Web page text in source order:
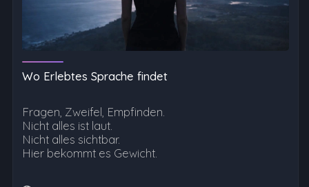
Wo Erlebtes Sprache findet
Fragen, Zweifel, Empfinden.
Nicht alles ist laut.
Nicht alles sichtbar.
Hier bekommt es Gewicht.